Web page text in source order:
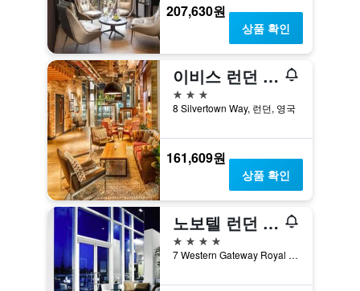
207,630원
상품 확인
이비스 런던 캐닝 타운
3성급
8 Silvertown Way, 런던, 영국
161,609원
상품 확인
노보텔 런던 엑셀
4성급
7 Western Gateway Royal Victoria Dock, 런던, 영국